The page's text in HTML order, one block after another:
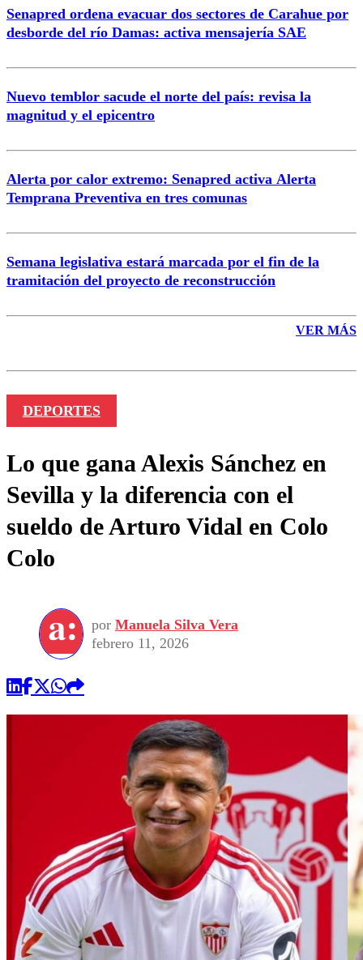
Correo
Senapred ordena evacuar dos sectores de Carahue por
desborde del río Damas: activa mensajería SAE
Nuevo temblor sacude el norte del país: revisa la
magnitud y el epicentro
Alerta por calor extremo: Senapred activa Alerta
Temprana Preventiva en tres comunas
Semana legislativa estará marcada por el fin de la
tramitación del proyecto de reconstrucción
VER MÁS
DEPORTES
Lo que gana Alexis Sánchez en
Sevilla y la diferencia con el
sueldo de Arturo Vidal en Colo
Colo
por Manuela Silva Vera
febrero 11, 2026